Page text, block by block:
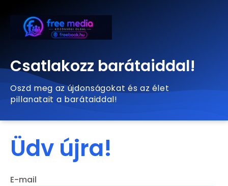
Csatlakozz barátaiddal!
Oszd meg az újdonságokat és az élet
pillanatait a barátaiddal!
Üdv újra!
E-mail